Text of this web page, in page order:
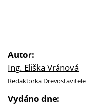
Autor:
Ing. Eliška Vránová
Redaktorka Dřevostavitele
Vydáno dne: